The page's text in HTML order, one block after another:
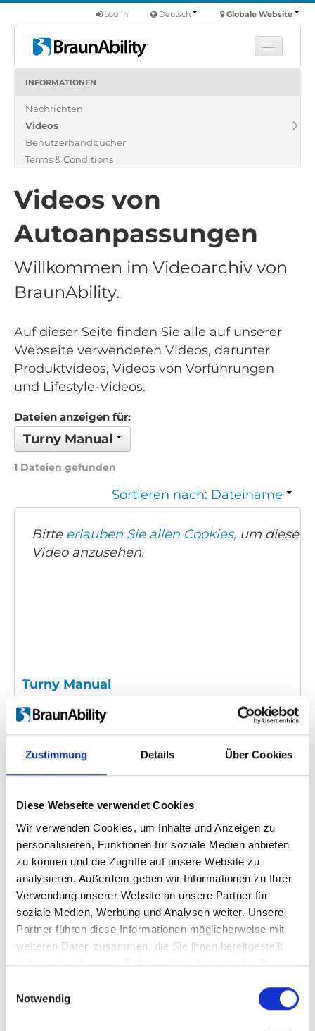
Zustimmung Details Über Cookies
Diese Webseite verwendet Cookies
Wir verwenden Cookies, um Inhalte und Anzeigen zu
personalisieren, Funktionen für soziale Medien anbieten
zu können und die Zugriffe auf unsere Website zu
analysieren. Außerdem geben wir Informationen zu Ihrer
Verwendung unserer Website an unsere Partner für
soziale Medien, Werbung und Analysen weiter. Unsere
Partner führen diese Informationen möglicherweise mit
weiteren Daten zusammen, die Sie ihnen bereitgestellt
haben oder die sie im Rahmen Ihrer Nutzung der Dienste
Notwendig
Globale Website
Deutsch
Log in
Produkte
Über uns
Finde einen Händler
INFORMATIONEN
Nachrichten
Videos
Benutzerhandbücher
Terms & Conditions
Videos von
Autoanpassungen
Willkommen im Videoarchiv von
BraunAbility.
Auf dieser Seite finden Sie alle auf unserer
Webseite verwendeten Videos, darunter
Produktvideos, Videos von Vorführungen
und Lifestyle-Videos.
Dateien anzeigen für:
Turny Manual
1 Dateien gefunden
Sortieren nach: Dateiname
Bitte erlauben Sie allen Cookies, um dieses
Video anzusehen.
Turny Manual
Einbettungscode
(Kopieren Sie den folgenden Code
um das Video einzubetten)
Videosprache:English
Kategorie:Product video, Turny Manual
Zurück 1 Weiter
Wenn Sie nach einem Video zu einem bestimmten Produkt
suchen, können Sie das gewünschte Produkt im Dropdown-